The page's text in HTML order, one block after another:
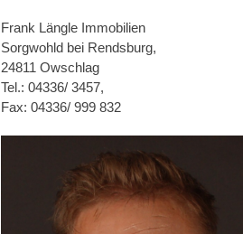
Frank Längle Immobilien
Sorgwohld bei Rendsburg,
24811 Owschlag
Tel.: 04336/ 3457,
Fax: 04336/ 999 832